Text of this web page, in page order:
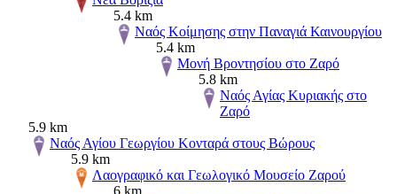
5.4 km
Ναός Κοίμησης στην Παναγιά Καινουργίου
5.4 km
Μονή Βροντησίου στο Ζαρό
5.8 km
Ναός Αγίας Κυριακής στο
Ζαρό
5.9 km
Ναός Αγίου Γεωργίου Κονταρά στους Βώρους
5.9 km
Λαογραφικό και Γεωλογικό Μουσείο Ζαρού
6 km